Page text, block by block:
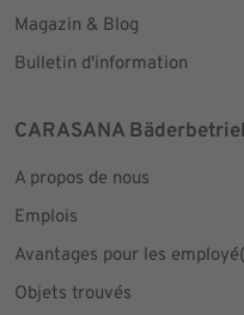
Magazin & Blog
Bulletin d'information
CARASANA
A propos de nous
Emplois
Avantages pour les
Objets trouvés